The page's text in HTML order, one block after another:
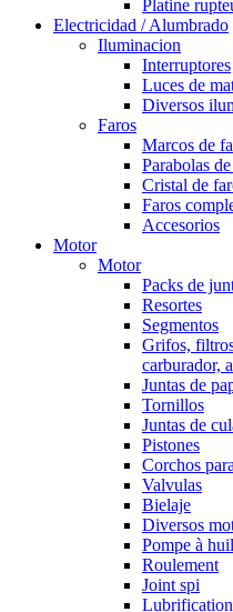
Platine
Electricidad / Alumbrado
Iluminacion
Interruptores
Luces de
Diversos
Faros
Marcos de
Parabolas
Cristal de
Faros
Accesorios
Motor
Motor
Packs de
Resortes
Segmentos
Grifos,
carburador,
Juntas de
Tornillos
Juntas de
Pistones
Corchos
Valvulas
Bielaje
Diversos
Pompe à
Roulement
Joint spi
Lubrification